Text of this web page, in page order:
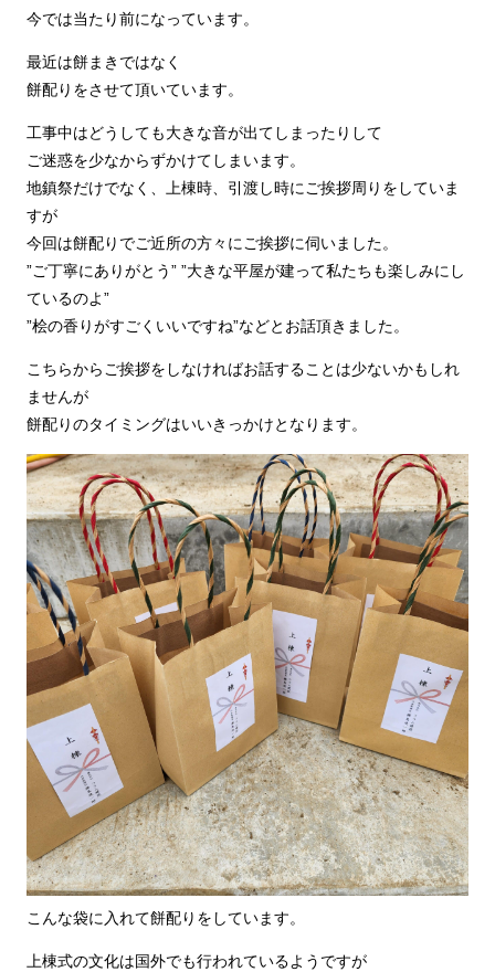
今では当たり前になっています。
最近は餅まきではなく
餅配りをさせて頂いています。
工事中はどうしても大きな音が出てしまったりして
ご迷惑を少なからずかけてしまいます。
地鎮祭だけでなく、上棟時、引渡し時にご挨拶周りをしていま
すが
今回は餅配りでご近所の方々にご挨拶に伺いました。
”ご丁寧にありがとう” ”大きな平屋が建って私たちも楽しみにし
ているのよ”
”桧の香りがすごくいいですね”などとお話頂きました。
こちらからご挨拶をしなければお話することは少ないかもしれ
ませんが
餅配りのタイミングはいいきっかけとなります。
こんな袋に入れて餅配りをしています。
上棟式の文化は国外でも行われているようですが